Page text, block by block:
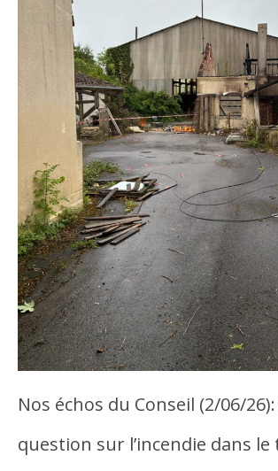
Nos échos du Conseil (2/06/
question sur l’incendie dans